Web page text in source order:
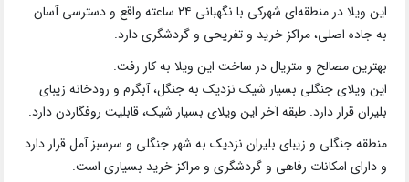
این ویلا در منطقه‌ای شهرکی با نگهبانی ۲۴ ساعته واقع و دسترسی آسان
به جاده اصلی، مراکز خرید و تفریحی و گردشگری دارد.
بهترین مصالح و متریال در ساخت این ویلا به کار رفت.
این ویلای جنگلی بسیار شیک نزدیک به جنگل، آبگرم و رودخانه زیبای
بلیران قرار دارد. طبقه آخر این ویلای بسیار شیک، قابلیت روفگاردن دارد.
منطقه جنگلی و زیبای بلیران نزدیک به شهر جنگلی و سرسبز آمل قرار دارد
و دارای امکانات رفاهی و گردشگری و مراکز خرید بسیاری است.